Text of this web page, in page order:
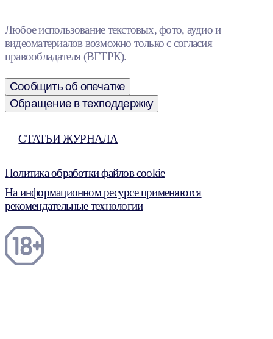
Любое использование текстовых, фото, аудио и
видеоматериалов возможно только с согласия
правообладателя (ВГТРК).
Сообщить об опечатке
Обращение в техподдержку
СТАТЬИ ЖУРНАЛА
Политика обработки файлов cookie
На информационном ресурсе применяются
рекомендательные технологии